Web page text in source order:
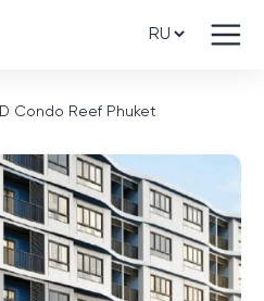
D Condo Reef Phuket